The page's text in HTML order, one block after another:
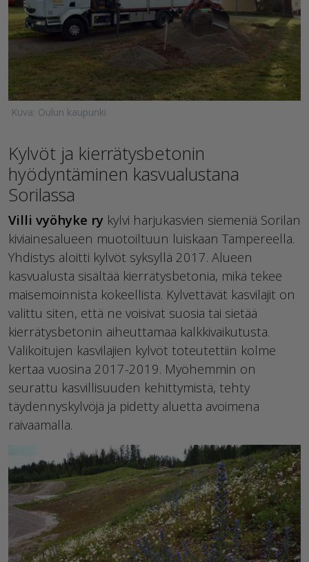
Kuva: Oulun kaupunki
Kylvöt ja kierrätysbetonin
hyödyntäminen kasvualustana
Sorilassa
Villi vyöhyke ry kylvi harjukasvien siemeniä Sorilan
kiviainesalueen muotoiltuun luiskaan Tampereella.
Yhdistys aloitti kylvöt syksyllä 2017. Alueen
kasvualusta sisältää kierrätysbetonia, mikä tekee
maisemoinnista kokeellista. Kylvettävät kasvilajit on
valittu siten, että ne voisivat suosia tai sietää
kierrätysbetonin aiheuttamaa kalkkivaikutusta.
Valikoitujen kasvilajien kylvöt toteutettiin kolme
kertaa vuosina 2017-2019. Myöhemmin on
seurattu kasvillisuuden kehittymistä, tehty
täydennyskylvöjä ja pidetty aluetta avoimena
raivaamalla.